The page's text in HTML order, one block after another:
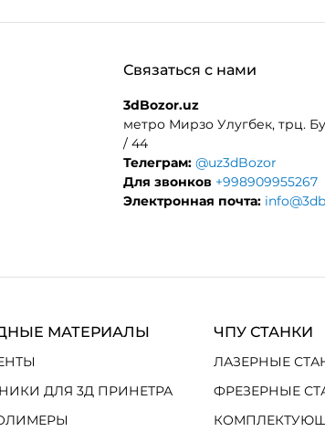
Связаться с нами
3dBozor.uz
метро Мирзо Улугбек, трц.
/ 44
Телеграм: @uz3dBozor
Для звонков +998909955267
Электронная почта:
МАТЕРИАЛЫ
ДЛЯ 3Д ПРИНЕТРА
ЧПУ СТАНКИ
ЛАЗЕРНЫЕ
ФРЕЗЕРНЫЕ